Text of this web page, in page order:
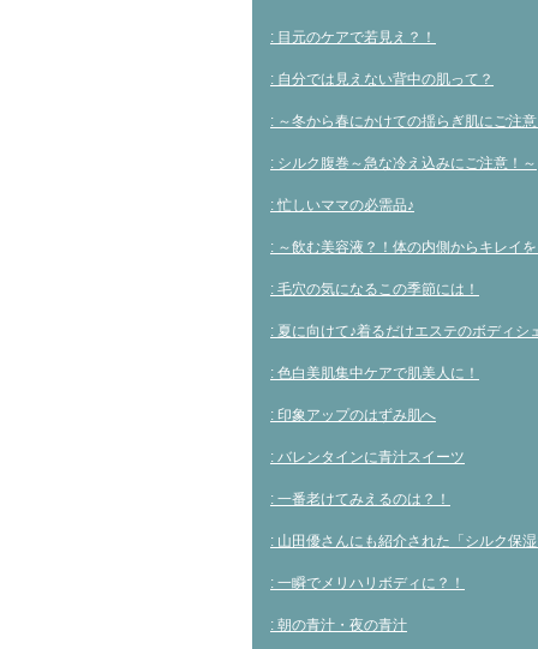
ド
ウ
開
き
す)
: 目元のケアで若見え？！
: 自分では見えない背中の肌って？
: ～冬から春にかけての揺らぎ肌にご注
: シルク腹巻～急な冷え込みにご注意！～
: 忙しいママの必需品♪
: ～飲む美容液？！体の内側からキレイ
: 毛穴の気になるこの季節には！
: 夏に向けて♪着るだけエステのボディシ
: 色白美肌集中ケアで肌美人に！
: 印象アップのはずみ肌へ
: バレンタインに青汁スイーツ
: 一番老けてみえるのは？！
: 山田優さんにも紹介された「シルク保
: 一瞬でメリハリボディに？！
: 朝の青汁・夜の青汁